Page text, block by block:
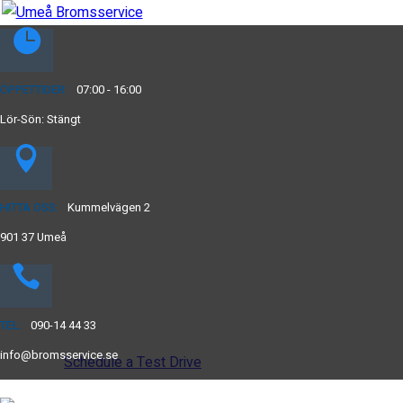
ÖPPETTIDER: 07:00 - 16:00
Lör-Sön: Stängt
HITTA OSS: Kummelvägen 2
901 37 Umeå
TEL: 090-14 44 33
info@bromsservice.se
Drive the
future
The car you trust to protect your family,
now protects their future
Schedule a Test Drive